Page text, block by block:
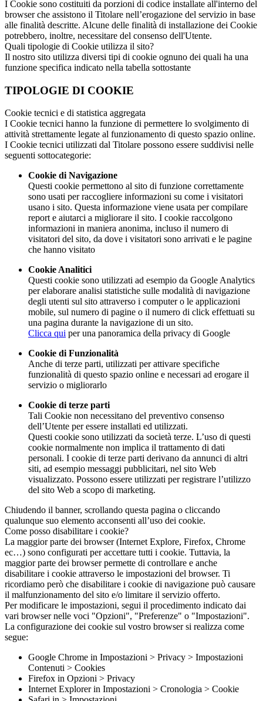
I Cookie sono costituiti da porzioni di codice installate all'interno del
browser che assistono il Titolare nell’erogazione del servizio in base
alle finalità descritte. Alcune delle finalità di installazione dei Cookie
potrebbero, inoltre, necessitare del consenso dell'Utente.
Quali tipologie di Cookie utilizza il sito?
Il nostro sito utilizza diversi tipi di cookie ognuno dei quali ha una
funzione specifica indicato nella tabella sottostante
TIPOLOGIE DI COOKIE
Cookie tecnici e di statistica aggregata
I Cookie tecnici hanno la funzione di permettere lo svolgimento di
attività strettamente legate al funzionamento di questo spazio online.
I Cookie tecnici utilizzati dal Titolare possono essere suddivisi nelle
seguenti sottocategorie:
Cookie di Navigazione
Questi cookie permettono al sito di funzione correttamente
sono usati per raccogliere informazioni su come i visitatori
usano i sito. Questa informazione viene usata per compilare
report e aiutarci a migliorare il sito. I cookie raccolgono
informazioni in maniera anonima, incluso il numero di
visitatori del sito, da dove i visitatori sono arrivati e le pagine
che hanno visitato
Cookie Analitici
Questi cookie sono utilizzati ad esempio da Google Analytics
per elaborare analisi statistiche sulle modalità di navigazione
degli utenti sul sito attraverso i computer o le applicazioni
mobile, sul numero di pagine o il numero di click effettuati su
una pagina durante la navigazione di un sito.
Clicca qui per una panoramica della privacy di Google
Cookie di Funzionalità
Anche di terze parti, utilizzati per attivare specifiche
funzionalità di questo spazio online e necessari ad erogare il
servizio o migliorarlo
Cookie di terze parti
Tali Cookie non necessitano del preventivo consenso
dell’Utente per essere installati ed utilizzati.
Questi cookie sono utilizzati da società terze. L’uso di questi
cookie normalmente non implica il trattamento di dati
personali. I cookie di terze parti derivano da annunci di altri
siti, ad esempio messaggi pubblicitari, nel sito Web
visualizzato. Possono essere utilizzati per registrare l’utilizzo
del sito Web a scopo di marketing.
Chiudendo il banner, scrollando questa pagina o cliccando
qualunque suo elemento acconsenti all’uso dei cookie.
Come posso disabilitare i cookie?
La maggior parte dei browser (Internet Explore, Firefox, Chrome
ec…) sono configurati per accettare tutti i cookie. Tuttavia, la
maggior parte dei browser permette di controllare e anche
disabilitare i cookie attraverso le impostazioni del browser. Ti
ricordiamo però che disabilitare i cookie di navigazione può causare
il malfunzionamento del sito e/o limitare il servizio offerto.
Per modificare le impostazioni, segui il procedimento indicato dai
vari browser nelle voci "Opzioni", "Preferenze" o "Impostazioni".
La configurazione dei cookie sul vostro browser si realizza come
segue:
Google Chrome in Impostazioni > Privacy > Impostazioni
Contenuti > Cookies
Firefox in Opzioni > Privacy
Internet Explorer in Impostazioni > Cronologia > Cookie